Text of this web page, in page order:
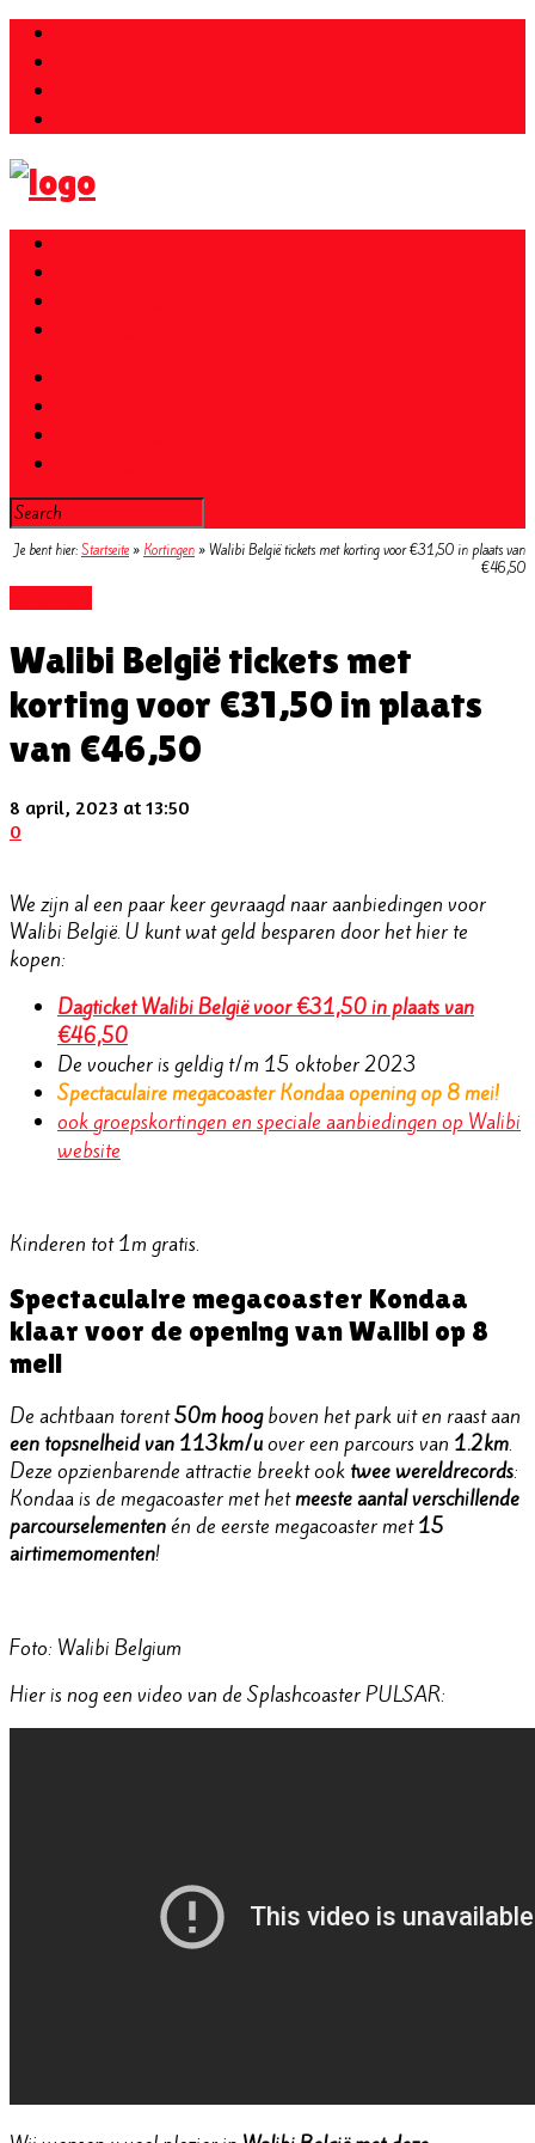
Je bent hier:Startseite» Kortingen»Walibi België tickets met korting voor €31,50 in plaats van
€46,50
Walibi België tickets met
korting voor €31,50 in plaats
van €46,50
8 april, 2023 at 13:50
0
We zijn al een paar keer gevraagd naar aanbiedingen voor
Walibi België. U kunt wat geld besparen door het hier te
kopen:
Dagticket Walibi België voor €31,50 in plaats van
€46,50
De voucher is geldig t/m 15 oktober 2023
Spectaculaire megacoaster Kondaa opening op 8 mei!
ook groepskortingen en speciale aanbiedingen op Walibi
website
Kinderen tot 1m gratis.
Spectaculaire megacoaster Kondaa
klaar voor de opening van Walibi op 8
mei!
De achtbaan torent50m hoogboven het park uit en raast aan
een topsnelheid van 113km/uover een parcours van 1.2km.
Deze opzienbarende attractie breekt ook tweewereldrecords:
Kondaa is de megacoaster met hetmeeste aantal verschillende
parcourselementenén de eerste megacoaster met15
airtimemomenten!
Foto: Walibi Belgium
Hier is nog een video van de Splashcoaster PULSAR: